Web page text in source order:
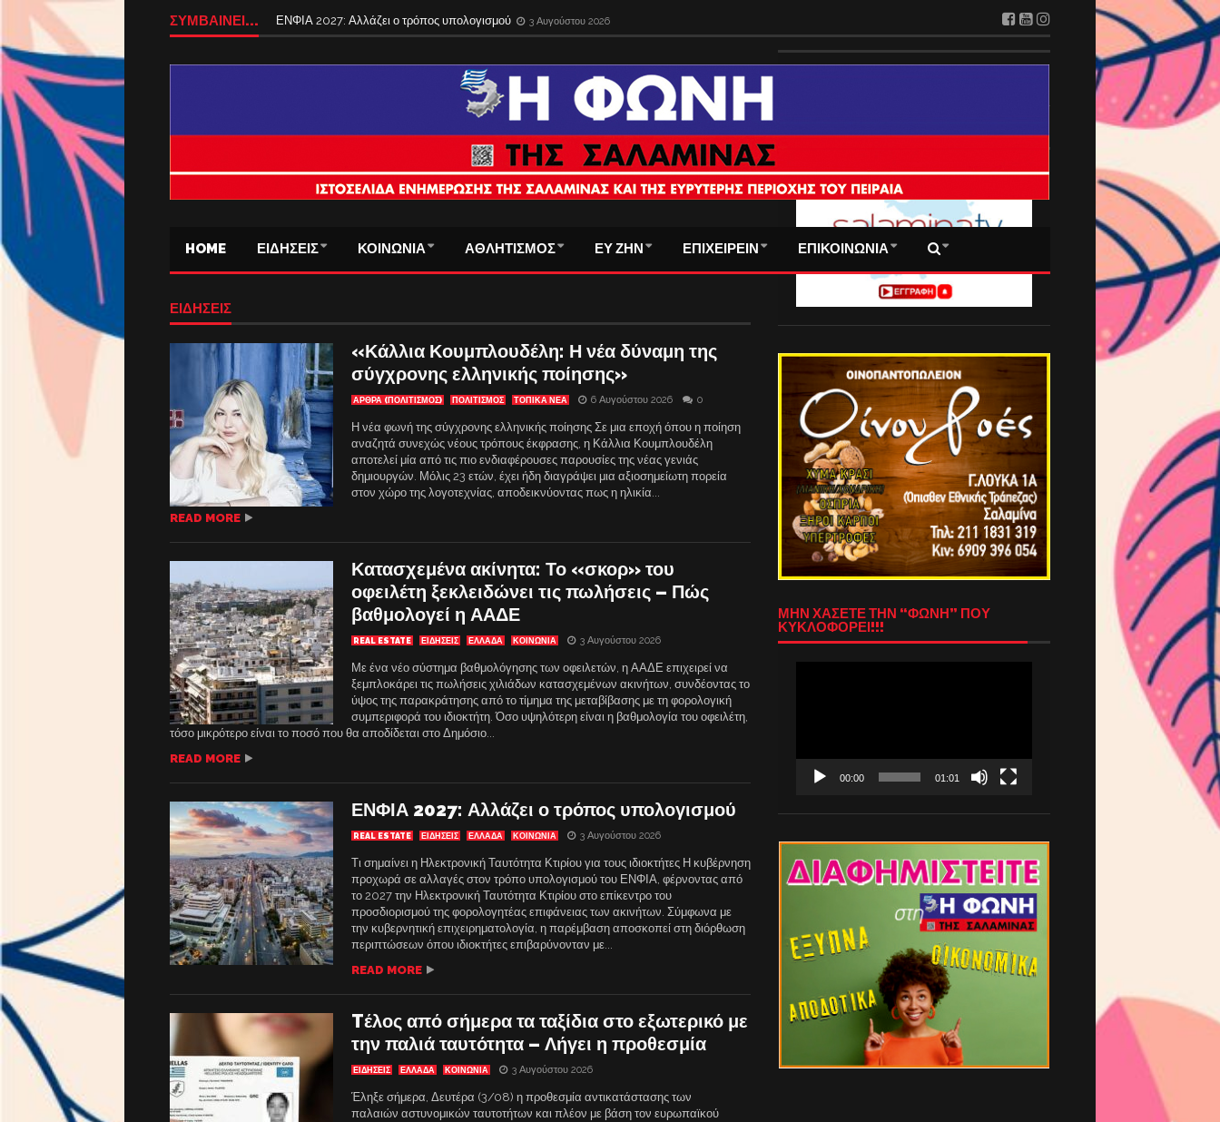
ΣΥΜΒΑΙΝΕΙ... ΕΝΦΙΑ 2027: Αλλάζει ο τρόπος υπολογισμού 3 Αυγούστου 2026
HOME ΕΙΔΗΣΕΙΣ ΚΟΙΝΩΝΙΑ ΑΘΛΗΤΙΣΜΟΣ ΕΥ ΖΗΝ ΕΠΙΧΕΙΡΕΙΝ ΕΠΙΚΟΙΝΩΝΙΑ
ΕΙΔΗΣΕΙΣ
«Κάλλια Κουμπλουδέλη: Η νέα δύναμη της
σύγχρονης ελληνικής ποίησης»
ΆΡΘΡΑ (ΠΟΛΙΤΙΣΜΌΣ) ΠΟΛΙΤΙΣΜΟΣ ΤΟΠΙΚΑ ΝΕΑ 6 Αυγούστου 2026 0
Η νέα φωνή της σύγχρονης ελληνικής ποίησης Σε μια εποχή όπου η ποίηση
αναζητά συνεχώς νέους τρόπους έκφρασης, η Κάλλια Κουμπλουδέλη
αποτελεί μία από τις πιο ενδιαφέρουσες παρουσίες της νέας γενιάς
δημιουργών. Μόλις 23 ετών, έχει ήδη διαγράψει μια αξιοσημείωτη πορεία
στον χώρο της λογοτεχνίας, αποδεικνύοντας πως η ηλικία...
READ MORE
Κατασχεμένα ακίνητα: Το «σκορ» του
οφειλέτη ξεκλειδώνει τις πωλήσεις – Πώς
βαθμολογεί η ΑΑΔΕ
REAL ESTATE ΕΙΔΗΣΕΙΣ ΕΛΛΑΔΑ ΚΟΙΝΩΝΙΑ 3 Αυγούστου 2026
Με ένα νέο σύστημα βαθμολόγησης των οφειλετών, η ΑΑΔΕ επιχειρεί να
ξεμπλοκάρει τις πωλήσεις χιλιάδων κατασχεμένων ακινήτων, συνδέοντας το
ύψος της παρακράτησης από το τίμημα της μεταβίβασης με τη φορολογική
συμπεριφορά του ιδιοκτήτη. Όσο υψηλότερη είναι η βαθμολογία του οφειλέτη,
τόσο μικρότερο είναι το ποσό που θα αποδίδεται στο Δημόσιο...
READ MORE
ΕΝΦΙΑ 2027: Αλλάζει ο τρόπος υπολογισμού
REAL ESTATE ΕΙΔΗΣΕΙΣ ΕΛΛΑΔΑ ΚΟΙΝΩΝΙΑ 3 Αυγούστου 2026
Τι σημαίνει η Ηλεκτρονική Ταυτότητα Κτιρίου για τους ιδιοκτήτες Η κυβέρνηση
προχωρά σε αλλαγές στον τρόπο υπολογισμού του ΕΝΦΙΑ, φέρνοντας από
το 2027 την Ηλεκτρονική Ταυτότητα Κτιρίου στο επίκεντρο του
προσδιορισμού της φορολογητέας επιφάνειας των ακινήτων. Σύμφωνα με
την κυβερνητική επιχειρηματολογία, η παρέμβαση αποσκοπεί στη διόρθωση
περιπτώσεων όπου ιδιοκτήτες επιβαρύνονταν με...
READ MORE
Tέλος από σήμερα τα ταξίδια στο εξωτερικό με
την παλιά ταυτότητα – Λήγει η προθεσμία
ΕΙΔΗΣΕΙΣ ΕΛΛΑΔΑ ΚΟΙΝΩΝΙΑ 3 Αυγούστου 2026
Έληξε σήμερα, Δευτέρα (3/08) η προθεσμία αντικατάστασης των
παλαιών αστυνομικών ταυτοτήτων και πλέον με βάση τον ευρωπαϊκού
ΜΗΝ ΧΑΣΕΤΕ ΤΗΝ “ΦΩΝΗ” ΠΟΥ
ΚΥΚΛΟΦΟΡΕΙ!!!
00:00 01:01